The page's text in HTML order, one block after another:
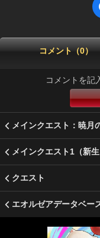
コメント（0）
コメントを記
メインクエスト：暁月
メインクエスト1（新
クエスト
エオルゼアデータベー